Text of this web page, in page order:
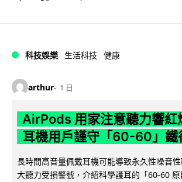
科技娛樂 生活科技 健康
arthur 1 日
AirPods 用家注意聽力響紅
耳機用戶謹守「60-60」鐵
長時間高音量佩戴耳機可能導致永久性噪音
大聽力受損警號，介紹科學護耳的「60-60